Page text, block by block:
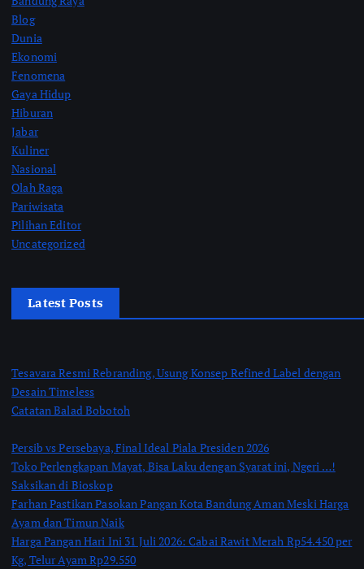
Blog
Dunia
Ekonomi
Fenomena
Gaya Hidup
Hiburan
Jabar
Kuliner
Nasional
Olah Raga
Pariwisata
Pilihan Editor
Uncategorized
Latest Posts
Tesavara Resmi Rebranding, Usung Konsep Refined Label dengan
Desain Timeless
Catatan Balad Bobotoh
Persib vs Persebaya, Final Ideal Piala Presiden 2026
Toko Perlengkapan Mayat, Bisa Laku dengan Syarat ini, Ngeri …!
Saksikan di Bioskop
Farhan Pastikan Pasokan Pangan Kota Bandung Aman Meski Harga
Ayam dan Timun Naik
Harga Pangan Hari Ini 31 Juli 2026: Cabai Rawit Merah Rp54.450 per
Kg, Telur Ayam Rp29.550